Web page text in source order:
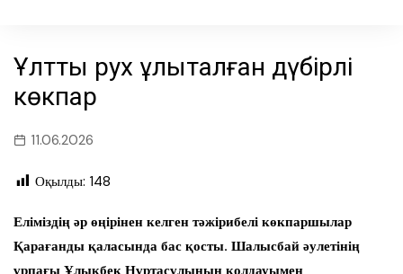
Ұлттық рух ұлықталған дүбірлі
көкпар
11.06.2026
Оқылды: 148
Еліміздің әр өңірінен келген тәжірибелі көкпаршылар
Қарағанды қаласында бас қосты. Шалысбай әулетінің